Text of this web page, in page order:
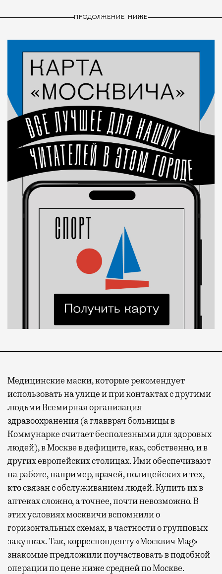
ПРОДОЛЖЕНИЕ НИЖЕ
Медицинские маски, которые рекомендует
использовать на улице и при контактах с другими
людьми Всемирная организация
здравоохранения (а главврач больницы в
Коммунарке считает бесполезными для здоровых
людей), в Москве в дефиците, как, собственно, и в
других европейских столицах. Ими обеспечивают
на работе, например, врачей, полицейских и тех,
кто связан с обслуживанием людей. Купить их в
аптеках сложно, а точнее, почти невозможно. В
этих условиях москвичи вспомнили о
горизонтальных схемах, в частности о групповых
закупках. Так, корреспонденту «Москвич Mag»
знакомые предложили поучаствовать в подобной
операции по цене ниже средней по Москве.